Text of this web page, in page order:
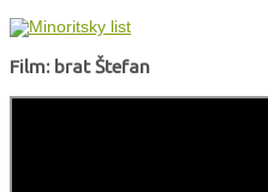
Film: brat Štefan